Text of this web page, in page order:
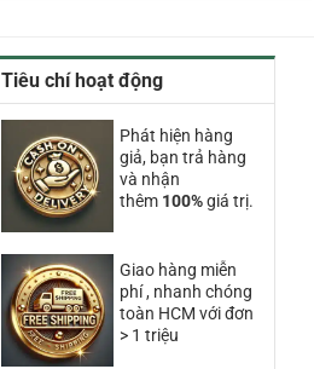
Tiêu chí hoạt động
Phát hiện hàng
giả, bạn trả hàng
và nhận
thêm 100%giá trị.
Giao hàng miễn
phí , nhanh chóng
toàn HCM với đơn
> 1 triệu